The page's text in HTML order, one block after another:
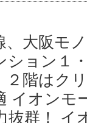
、大阪モ
ション１
２階はク
イオンモ
抜群！